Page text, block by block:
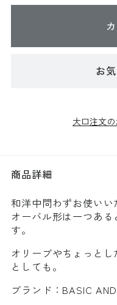
お
大口注文
商品詳細
和洋中問わずお使いい
オーバル形は一つあ
す。
オリーブやちょっと
としても。
ブランド：BASIC